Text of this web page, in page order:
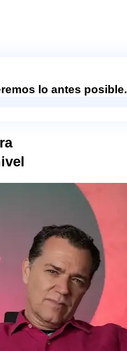
lo antes posible.